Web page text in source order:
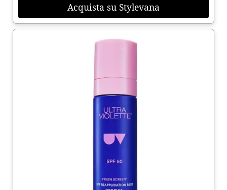
Acquista su Stylevana